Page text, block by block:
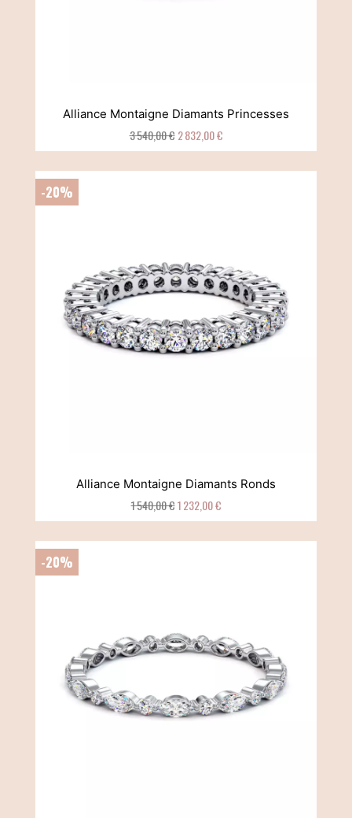
Alliance Montaigne Diamants Princesses
3 540,00 € 2 832,00 €
Alliance Montaigne Diamants Ronds
1 540,00 €1 232,00 €
-20%
-20%